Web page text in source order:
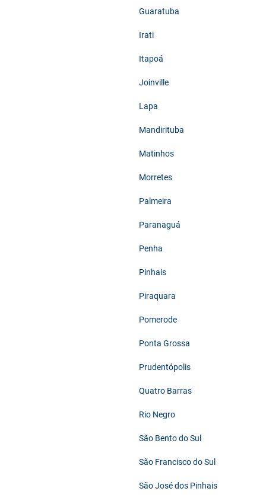
Guaratuba
Irati
Itapoá
Joinville
Lapa
Mandirituba
Matinhos
Morretes
Palmeira
Paranaguá
Penha
Pinhais
Piraquara
Pomerode
Ponta Grossa
Prudentópolis
Quatro Barras
Rio Negro
São Bento do Sul
São Francisco do Sul
São José dos Pinhais